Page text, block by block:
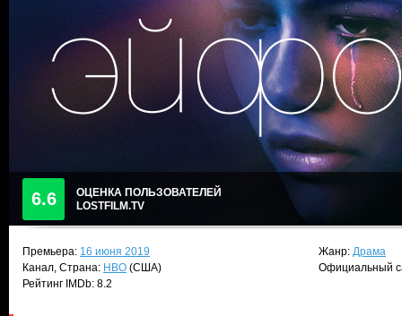
6.6
ОЦЕНКА ПОЛЬЗОВАТЕЛЕЙ
LOSTFILM.TV
Премьера: 16 июня 2019
Канал, Страна: HBO (США)
Рейтинг IMDb: 8.2
Жанр: Драма
Официальный